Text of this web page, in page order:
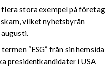
stora exempel på företag
vilket nyhetsbyrån
“ESG” från sin hemsida
presidentkandidater i USA